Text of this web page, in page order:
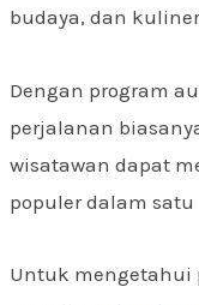
budaya, dan
Dengan program
perjalanan
wisatawan dapat
populer dalam
Untuk mengetahui